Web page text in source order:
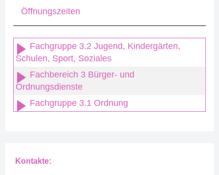
Öffnungszeiten
Fachgruppe 3.2 Jugend, Kindergärten,
Schulen, Sport, Soziales
Fachbereich 3 Bürger- und
Ordnungsdienste
Fachgruppe 3.1 Ordnung
Kontakte: